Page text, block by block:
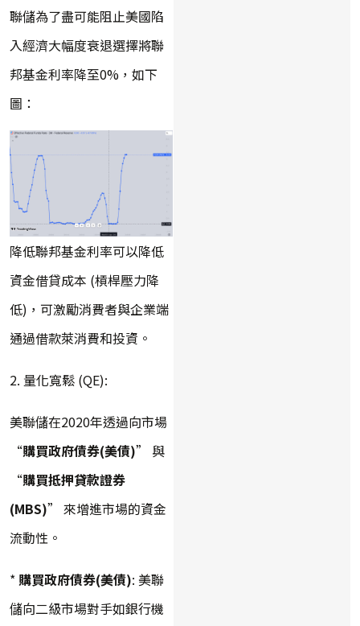
聯儲為了盡可能阻止美國陷
入經濟大幅度衰退選擇將聯
邦基金利率降至0%，如下
圖：
降低聯邦基金利率可以降低
資金借貸成本 (槓桿壓力降
低)，可激勵消費者與企業端
通過借款萊消費和投資。
2. 量化寬鬆 (QE):
美聯儲在2020年透過向市場
“購買政府債券(美債)” 與
“購買抵押貸款證券
(MBS)” 來增進市場的資金
流動性。
* 購買政府債券(美債): 美聯
儲向二級市場對手如銀行機